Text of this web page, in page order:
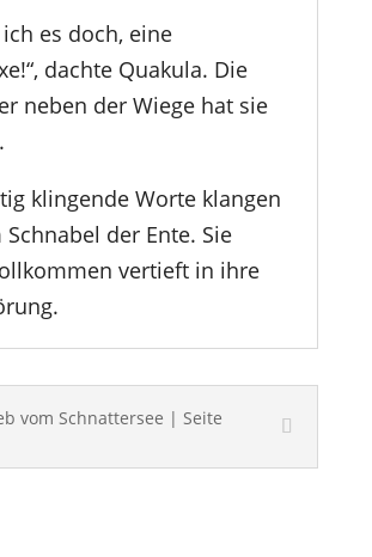
ich es doch, eine
dachte Quakula. Die
neben der Wiege hat sie
klingende Worte klangen
der Ente. Sie
vertieft in ihre
vom Schnattersee | Seite